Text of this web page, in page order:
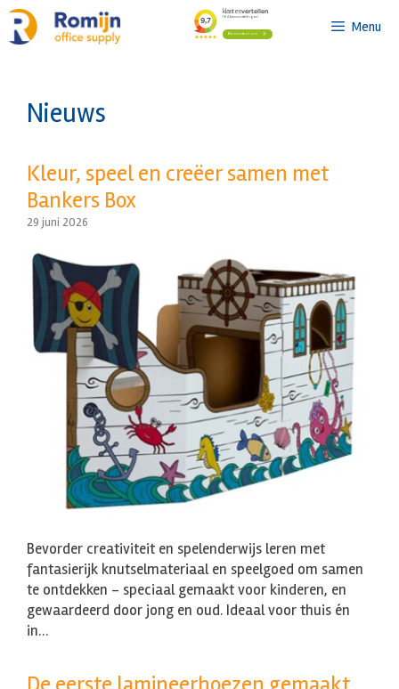
Ga
naar
de
Menu
Nieuws
Kleur, speel en creëer samen met
Bankers Box
29 juni 2026
Bevorder creativiteit en spelenderwijs leren met
fantasierijk knutselmateriaal en speelgoed om samen
te ontdekken – speciaal gemaakt voor kinderen, en
gewaardeerd door jong en oud. Ideaal voor thuis én
in…